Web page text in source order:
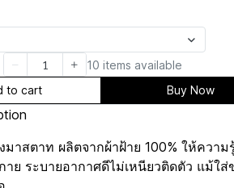
10 items available
to cart
Buy Now
มาสตาท ผลิตจากผ้าฝ้าย 100% ให้ควา
าย ระบายอากาศดีไม่เหนียวติดตัว แม้ใ